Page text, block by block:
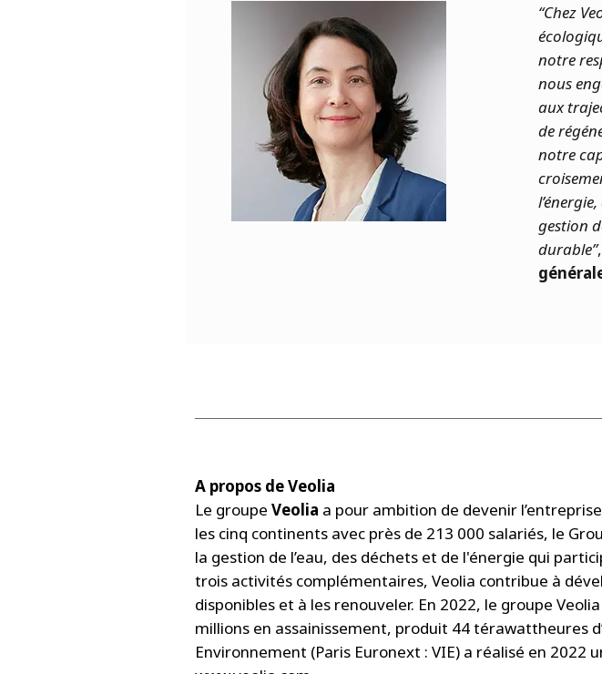
“Chez
notre
nous
aux
de
notre
gestion
durable”
A propos de Veolia
Le groupe Veolia a pour ambition de devenir
les cinq continents avec près de 213 000 salariés, le
la gestion de l’eau, des déchets et de l'énergie qui
trois activités complémentaires, Veolia contribue à
disponibles et à les renouveler. En 2022, le groupe
millions en assainissement, produit 44 térawattheures
Environnement (Paris Euronext : VIE) a réalisé en 2022